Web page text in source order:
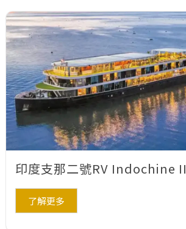
印度支那二號RV Indochine II
了解更多